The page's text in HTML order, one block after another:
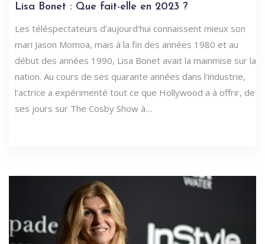
Lisa Bonet : Que fait-elle en 2023 ?
Les téléspectateurs d'aujourd'hui connaissent mieux son
mari Jason Momoa, mais à la fin des années 1980 et au
début des années 1990, Lisa Bonet avait la mainmise sur la
nation. Au cours de ses quarante années dans l'industrie,
l'actrice a expérimenté tout ce que Hollywood a à offrir, de
ses jours sur The Cosby Show à…